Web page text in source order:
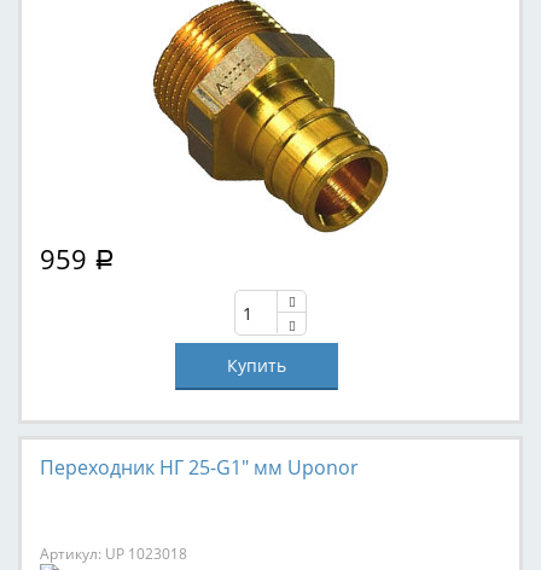
959 Р
Переходник НГ 25-G1" мм Uponor
Артикул: UP 1023018